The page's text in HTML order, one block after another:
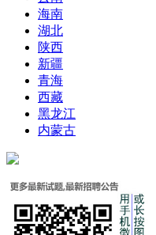
海南
湖北
陕西
新疆
青海
西藏
黑龙江
内蒙古